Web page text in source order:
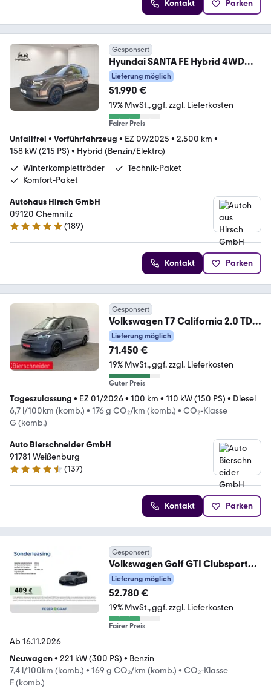
Kontakt Parken
Gesponsert
Hyundai SANTA FE Hybrid 4WD
INTRO Komfort+Technik + WKR
Lieferung möglich
51.990 €
19% MwSt. ggf. zzgl. Lieferkosten
Fairer Preis
Unfallfrei • Vorführfahrzeug • EZ 09/2025 • 2.500 km •
158 kW (215 PS) • Hybrid (Benzin/Elektro)
Winterkompletträder
Technik-Paket
Komfort-Paket
Autohaus Hirsch GmbH
09120 Chemnitz
4.8 Sterne
(189)
Kontakt Parken
Gesponsert
Volkswagen T7 California 2.0 TDI
DSG Ocean ALU 18 AHK NAVI
Lieferung möglich
71.450 €
19% MwSt. ggf. zzgl. Lieferkosten
Guter Preis
Tageszulassung • EZ 01/2026• 100 km • 110 kW (150 PS) • Diesel
6,7 l/100km (komb.) • 176 g CO₂/km (komb.) • CO₂-Klasse
G (komb.)
Auto Bierschneider GmbH
91781 Weißenburg
4.7 Sterne
(137)
Kontakt Parken
Gesponsert
Volkswagen Golf GTI Clubsport
2,0l TSI 300PS DSG*PANO*360°
Lieferung möglich
52.780 €
19% MwSt. ggf. zzgl. Lieferkosten
Fairer Preis
Ab 16.11.2026
Neuwagen• 221 kW (300 PS) • Benzin
7,4 l/100km (komb.) • 169 g CO₂/km (komb.) • CO₂-Klasse
F (komb.)